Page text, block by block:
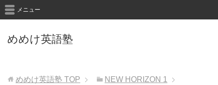
めめけ英語塾
メニュー
めめけ英語塾 TOP NEW HORIZON 1